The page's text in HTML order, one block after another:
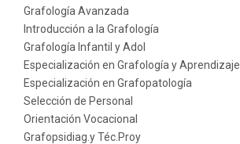
Grafología Avanzada
Introducción a la Grafología
Grafología Infantil y Adol
Especialización en Grafología y Aprendizaje
Especialización en Grafopatología
Selección de Personal
Orientación Vocacional
Grafopsidiag.y Téc.Proy